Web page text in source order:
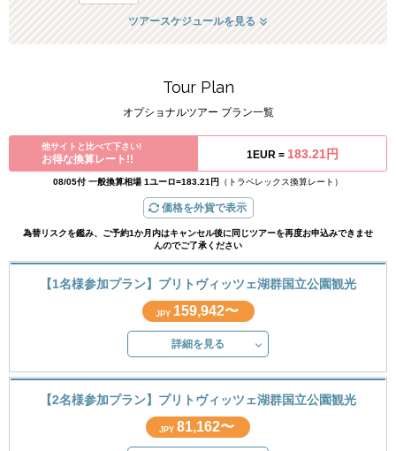
ツアースケジュールを見る
Tour Plan
オプショナルツアー プラン一覧
他サイトと比べて下さい!
お得な換算レート!! 1EUR = 183.21円
08/05付 一般換算相場 1ユーロ=183.21円 （トラベレックス換算レート）
価格を外貨で表示
為替リスクを鑑み、ご予約1か月内はキャンセル後に同じツアーを再度お申込みできませ
んのでご了承ください
【1名様参加プラン】プリトヴィッツェ湖群国立公園観光
JPY 159,942〜
詳細を見る
【2名様参加プラン】プリトヴィッツェ湖群国立公園観光
JPY 81,162〜